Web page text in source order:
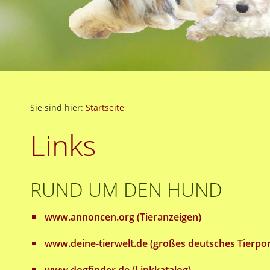
Sie sind hier: Startseite
Links
RUND UM DEN HUND
www.annoncen.org (Tieranzeigen)
www.deine-tierwelt.de (großes deutsches